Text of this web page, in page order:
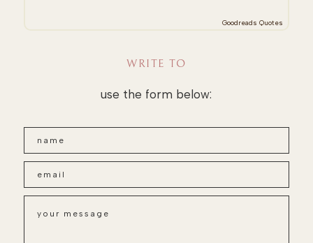
Goodreads Quotes
WRITE TO
use the form below: